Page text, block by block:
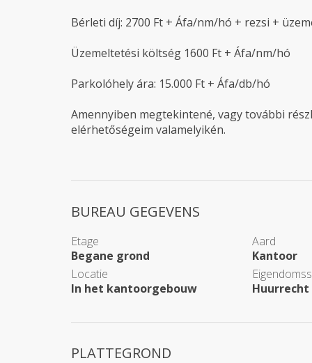
Bérleti díj: 2700 Ft + Áfa/nm/hó + rezsi +
Üzemeltetési költség 1600 Ft + Áfa/nm/hó
Parkolóhely ára: 15.000 Ft + Áfa/db/hó
Amennyiben megtekintené, vagy további
elérhetőségeim valamelyikén.
BUREAU GEGEVENS
Etage
Begane grond
Aard
Kantoor
Locatie
In het kantoorgebouw
Huurrecht
PLATTEGROND